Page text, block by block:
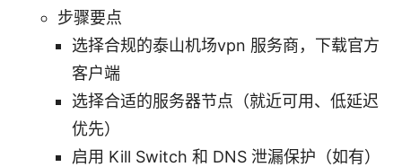
步骤要点
选择合规的泰山机场vpn 服务商，下载官方
客户端
选择合适的服务器节点（就近可用、低延迟
优先）
启用 Kill Switch 和 DNS 泄漏保护（如有）